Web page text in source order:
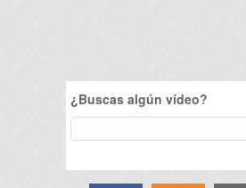
¿Buscas algún vídeo?